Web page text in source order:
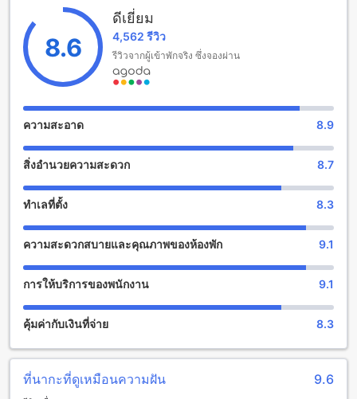
สนุกสนานและผ่อนคลายกับสิ่งอำนวยความสะดวกในเดอะ นาคา
ภูเก็ต วิลลา (มาตรฐาน SHA Plus+)
เดอะ นาคา ภูเก็ต วิลลา (มาตรฐาน SHA Plus+) มีสิ่งอำนวย
ความสะดวกที่หลากหลายที่จะทำให้คุณสนุกสนานและผ่อนคลาย
ในระหว่างการเข้าพักของคุณที่ภูเก็ต ไทย ที่นี่คุณสามารถ
เพลิดเพลินกับบาร์สดในสถานที่ ซึ่งเป็นที่เหมาะสำหรับการนั่งพัก
ยังมีสปาและการนวดที่พร้อมให้บริการ ที่นี่คุณสามารถสัมผัส
ประสบการณ์การผ่อนคลายและฟื้นฟูจิตใจและร่างกายได้อย่าง
เต็มที่ สวนกลางแจ้งที่สวยงามยังเป็นสถานที่ที่เหมาะสำหรับการ
พักผ่อน คุณสามารถเดินเล่นในสวนหรือนั่งพักผ่อนใต้ร่มเงาของ
อาทิตย์ให้คุณได้ใช้งานอย่างมีประสิทธิภาพ
สิ่งอำนวยความสะดวกสำหรับกีฬาที่เดอะ นาคา ภูเก็ต วิลลา
(มาตรฐาน SHA Plus+)
เดอะ นาคา ภูเก็ต วิลลา (มาตรฐาน SHA Plus+) เสนอสิ่งอำนวย
ความสะดวกสำหรับกีฬาที่หลากหลายให้แก่ผู้เข้าพัก เริ่มต้นจาก
ปี และสามารถออกกำลังกายในฟิตเนสเซ็นเตอร์ที่มีอุปกรณ์ครบ
ครันได้ตลอด 24 ชั่วโมง
นอกจากนี้ยังมีสระว่ายน้ำกลางแจ้งที่สวยงามเพื่อให้คุณสามารถ
8.6
ดีเยี่ยม
4,562 รีวิว
รีวิวจากผู้เข้าพักจริง ซึ่งจองผ่าน
ความสะอาด 8.9
สิ่งอำนวยความสะดวก 8.7
ทำเลที่ตั้ง 8.3
ความสะดวกสบายและคุณภาพของห้องพัก 9.1
การให้บริการของพนักงาน 9.1
คุ้มค่ากับเงินที่จ่าย 8.3
ที่นากะที่ดูเหมือนความฝัน 9.6